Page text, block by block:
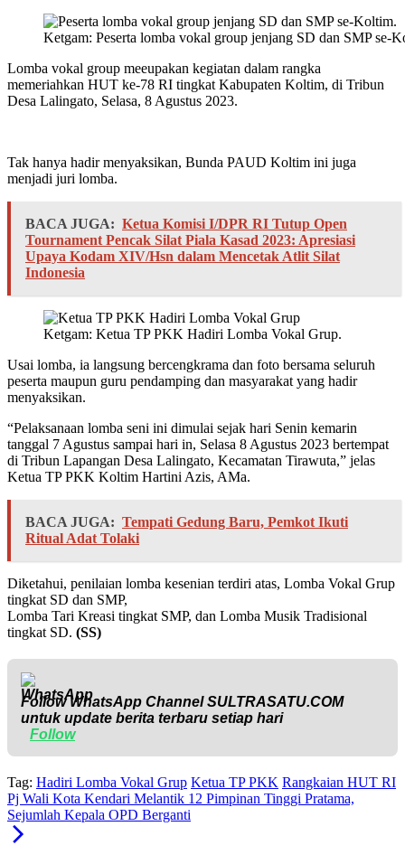
Ketgam: Peserta lomba vokal group jenjang SD dan SMP se-
Lomba vokal group meeupakan kegiatan dalam rangka
memeriahkan HUT ke-78 RI tingkat Kabupaten Koltim, di Tribun
Desa Lalingato, Selasa, 8 Agustus 2023.
Tak hanya hadir menyaksikan, Bunda PAUD Koltim ini juga
menjadi juri lomba.
BACA JUGA: Ketua Komisi I/DPR RI Tutup Open
Tournament Pencak Silat Piala Kasad 2023: Apresiasi
Upaya Kodam XIV/Hsn dalam Mencetak Atlit Silat
Indonesia
Ketgam: Ketua TP PKK Hadiri Lomba Vokal Grup.
Usai lomba, ia langsung bercengkrama dan foto bersama seluruh
peserta maupun guru pendamping dan masyarakat yang hadir
menyaksikan.
“Pelaksanaan lomba seni ini dimulai sejak hari Senin kemarin
tanggal 7 Agustus sampai hari in, Selasa 8 Agustus 2023 bertempat
di Tribun Lapangan Desa Lalingato, Kecamatan Tirawuta,” jelas
Ketua TP PKK Koltim Hartini Azis, AMa.
BACA JUGA: Tempati Gedung Baru, Pemkot Ikuti
Ritual Adat Tolaki
Diketahui, penilaian lomba kesenian terdiri atas, Lomba Vokal Grup
tingkat SD dan SMP,
Lomba Tari Kreasi tingkat SMP, dan Lomba Musik Tradisional
tingkat SD. (SS)
Follow WhatsApp ChannelSULTRASATU.COM
untuk update berita terbaru setiap hari
Follow
Tag: Hadiri Lomba Vokal Grup Ketua TP PKK Rangkaian HUT RI
Pj Wali Kota Kendari Melantik 12 Pimpinan Tinggi Pratama,
Sejumlah Kepala OPD Berganti